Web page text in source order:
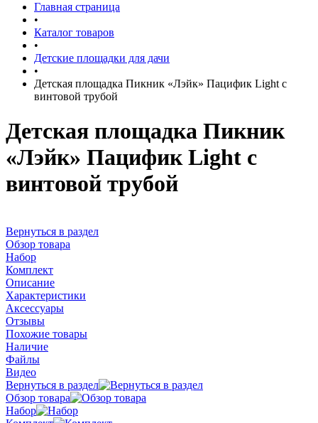
Главная страница
•
Каталог товаров
•
Детские площадки для дачи
•
Детская площадка Пикник «Лэйк» Пацифик Light с
винтовой трубой
Детская площадка Пикник
«Лэйк» Пацифик Light с
винтовой трубой
Вернуться в раздел
Обзор товара
Набор
Комплект
Описание
Характеристики
Аксессуары
Отзывы
Похожие товары
Наличие
Файлы
Видео
Вернуться в раздел
Обзор товара
Набор